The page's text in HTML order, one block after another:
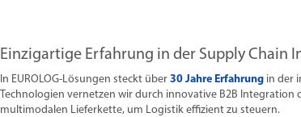
Einzigartige Erfahrung in der Supply Chain
In EUROLOG-Lösungen steckt über 30 Jahre Erfahrung in der
Technologien vernetzen wir durch innovative B2B Integration
multimodalen Lieferkette, um Logistik effizient zu steuern.